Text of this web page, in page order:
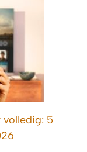
volledig: 5